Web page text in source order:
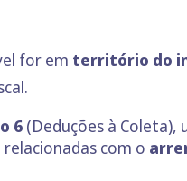
for em território do
6 (Deduções à Coleta),
relacionadas com o